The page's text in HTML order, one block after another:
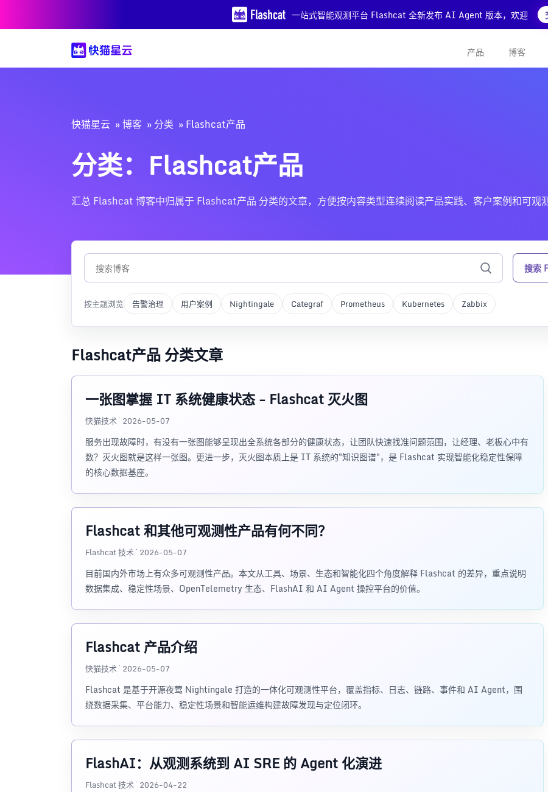
一站式智能观测平台 Flashcat 全新发布 AI Agent 版本，欢迎
产品 博客
快猫星云 博客 分类 Flashcat产品
分类：Flashcat产品
汇总 Flashcat 博客中归属于 Flashcat产品 分类的文章，方便按内容类型连续阅读产品实践、客户案例和可观
搜索
按主题浏览 告警治理 用户案例 Nightingale Categraf Prometheus Kubernetes Zabbix
Flashcat产品 分类文章
一张图掌握 IT 系统健康状态 - Flashcat 灭火图
快猫技术 · 2026-05-07
服务出现故障时，有没有一张图能够呈现出全系统各部分的健康状态，让团队快速找准问题范围，让经理、老板心中有
数？灭火图就是这样一张图。更进一步，灭火图本质上是 IT 系统的"知识图谱"，是 Flashcat 实现智能化稳定性保障
的核心数据基座。
Flashcat 和其他可观测性产品有何不同？
Flashcat 技术 · 2026-05-07
目前国内外市场上有众多可观测性产品。本文从工具、场景、生态和智能化四个角度解释 Flashcat 的差异，重点说明
数据集成、稳定性场景、OpenTelemetry 生态、FlashAI 和 AI Agent 操控平台的价值。
Flashcat 产品介绍
快猫技术 · 2026-05-07
Flashcat 是基于开源夜莺 Nightingale 打造的一体化可观测性平台，覆盖指标、日志、链路、事件和 AI Agent，围
绕数据采集、平台能力、稳定性场景和智能运维构建故障发现与定位闭环。
FlashAI：从观测系统到 AI SRE 的 Agent 化演进
Flashcat 技术 · 2026-04-22